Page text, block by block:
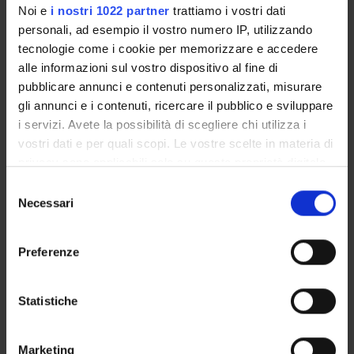
Noi e i nostri 1022 partner trattiamo i vostri dati
personali, ad esempio il vostro numero IP, utilizzando
tecnologie come i cookie per memorizzare e accedere
alle informazioni sul vostro dispositivo al fine di
pubblicare annunci e contenuti personalizzati, misurare
gli annunci e i contenuti, ricercare il pubblico e sviluppare
i servizi. Avete la possibilità di scegliere chi utilizza i
vostri dati e per quali scopi. Le vostre scelte in materia di
modificare o revocare il proprio consenso in qualsiasi
momento dalla Dichiarazione sui cookie o facendo clic
raccogliere informazioni sulla tua posizione
geografica, con un'approssimazione di qualche
delNecessari
Preferenze
Statistiche
Marketing
Tecnico-Amministrativo
Monia Donati
Roberto Leone
Incaricato alla ricerca
Giovanna Stoppa
Farmacologia
ATTIVITÀ